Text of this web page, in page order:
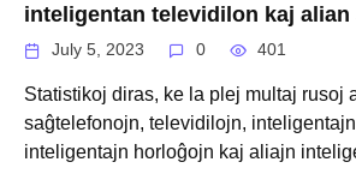
inteligentan televidilon kaj alian
July 5, 2023 0 401
Statistikoj diras, ke la plej multaj rusoj
saĝtelefonojn, televidilojn,
inteligentajn horloĝojn kaj aliajn